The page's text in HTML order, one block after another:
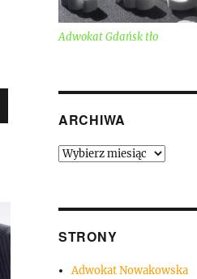
Adwokat Gdańsk tło
ARCHIWA
Archiwa
STRONY
Adwokat Nowakowska